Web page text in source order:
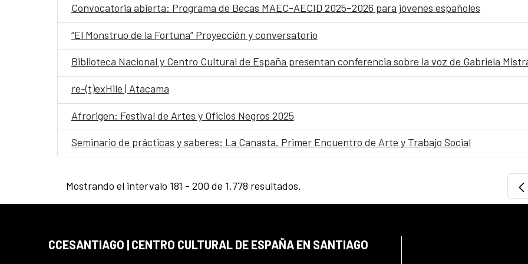
Convocatoria abierta: Programa de Becas MAEC-AECID 2025–2026 para jóvenes españoles
“El Monstruo de la Fortuna” Proyección y conversatorio
Biblioteca Nacional y Centro Cultural de España presentan conferencia sobre la voz de Gabriela
re-(t)exHile | Atacama
Afrorigen: Festival de Artes y Oficios Negros 2025
Seminario de prácticas y saberes: La Canasta. Primer Encuentro de Arte y Trabajo Social
Mostrando el intervalo 181 - 200 de 1.778 resultados.
CCESANTIAGO | CENTRO CULTURAL DE ESPAÑA EN SANTIAGO